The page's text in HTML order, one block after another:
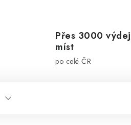
Přes 3000
míst
po celé ČR